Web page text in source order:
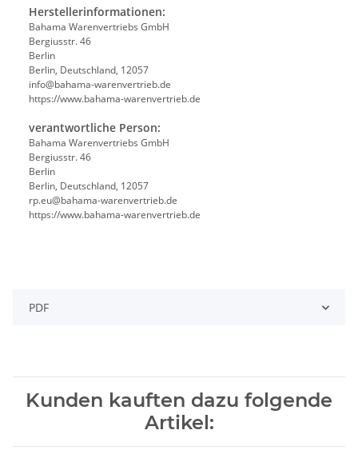
Herstellerinformationen:
Bahama Warenvertriebs GmbH
Bergiusstr. 46
Berlin
Berlin, Deutschland, 12057
ed.beirtrevneraw-amahab@ofni
https://www.bahama-warenvertrieb.de
verantwortliche Person:
Bahama Warenvertriebs GmbH
Bergiusstr. 46
Berlin
Berlin, Deutschland, 12057
ed.beirtrevneraw-amahab@ue.pr
https://www.bahama-warenvertrieb.de
PDF
Kunden kauften dazu folgende
Artikel: